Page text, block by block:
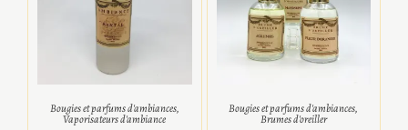
Bougies et parfums d'ambiances,
Vaporisateurs d'ambiance
Bougies et parfums d'ambiances,
Brumes d'oreiller